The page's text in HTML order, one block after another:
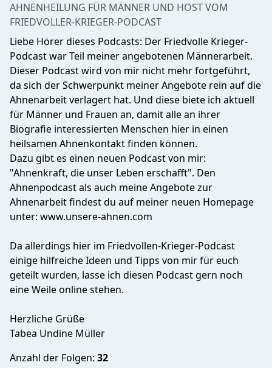
AHNENHEILUNG FÜR MÄNNER UND HOST VOM
FRIEDVOLLER-KRIEGER-PODCAST
Liebe Hörer dieses Podcasts: Der Friedvolle Krieger-
Podcast war Teil meiner angebotenen Männerarbeit.
Dieser Podcast wird von mir nicht mehr fortgeführt,
da sich der Schwerpunkt meiner Angebote rein auf die
Ahnenarbeit verlagert hat. Und diese biete ich aktuell
für Männer und Frauen an, damit alle an ihrer
Biografie interessierten Menschen hier in einen
heilsamen Ahnenkontakt finden können.
Dazu gibt es einen neuen Podcast von mir:
"Ahnenkraft, die unser Leben erschafft". Den
Ahnenpodcast als auch meine Angebote zur
Ahnenarbeit findest du auf meiner neuen Homepage
unter: www.unsere-ahnen.com
Da allerdings hier im Friedvollen-Krieger-Podcast
einige hilfreiche Ideen und Tipps von mir für euch
geteilt wurden, lasse ich diesen Podcast gern noch
eine Weile online stehen.
Herzliche Grüße
Tabea Undine Müller
Anzahl der Folgen: 32